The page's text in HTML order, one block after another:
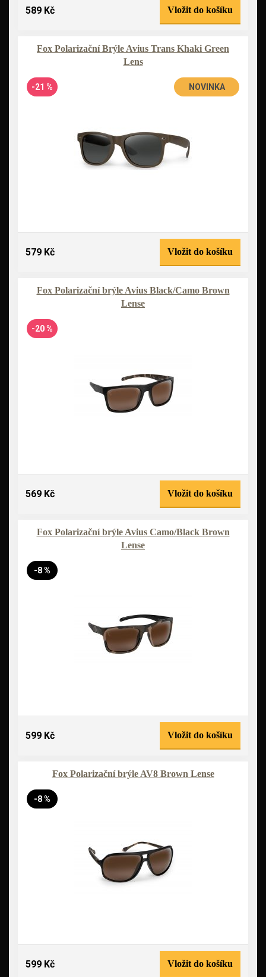
589 Kč Vložit do košíku
Fox Polarizační Brýle Avius Trans Khaki Green
Lens
-21 % NOVINKA
579 Kč Vložit do košíku
Fox Polarizační brýle Avius Black/Camo Brown
Lense
-20 %
569 Kč Vložit do košíku
Fox Polarizační brýle Avius Camo/Black Brown
Lense
-8 %
599 Kč Vložit do košíku
Fox Polarizační brýle AV8 Brown Lense
-8 %
599 Kč Vložit do košíku